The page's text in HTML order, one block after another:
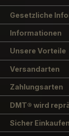
Gesetzliche
Informationen
Unsere Vorteile
Versandarten
Zahlungsarten
DMT® wird
Sicher Einkaufen